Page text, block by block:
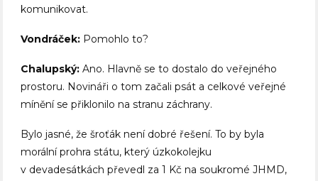
komunikovat.
Vondráček: Pomohlo to?
Chalupský: Ano. Hlavně se to dostalo do veřejného
prostoru. Novináři o tom začali psát a celkové veřejné
mínění se přiklonilo na stranu záchrany.
Bylo jasné, že šroťák není dobré řešení. To by byla
morální prohra státu, který úzkokolejku
v devadesátkách převedl za 1 Kč na soukromé JHMD,